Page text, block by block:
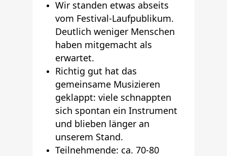
Wir standen etwas abseits
vom Festival-Laufpublikum.
Deutlich weniger Menschen
haben mitgemacht als
erwartet.
Richtig gut hat das
gemeinsame Musizieren
geklappt: viele schnappten
sich spontan ein Instrument
und blieben länger an
unserem Stand.
Teilnehmende: ca. 70-80